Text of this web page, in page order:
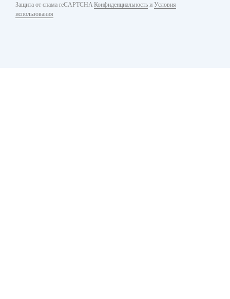
Защита от спама reCAPTCHA Конфиденциальность и Условия
использования